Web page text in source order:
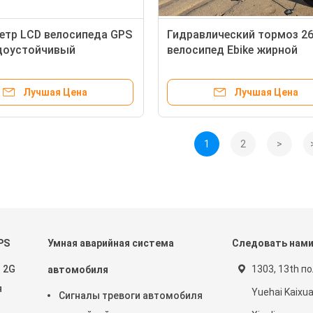
LCD велосипеда GPS
в шинах
Лучшая Цена
Гидравлический тормоз
велосипед Ebike жирной
электрический с GPS
обнаруживаяЛучшая Цена
1 2 >
Умная аварийная система
автомобиля
Сигналы тревоги автомобиля
Следовать нами
1303, 13th
Yuehai